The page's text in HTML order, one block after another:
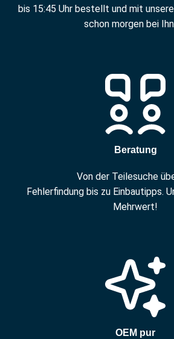
bis 15:45 Uhr bestellt und mit
schon morgen bei
Beratung
Von der Teilesuche
Fehlerfindung bis zu Einbautipps.
Mehrwert!
OEM pur